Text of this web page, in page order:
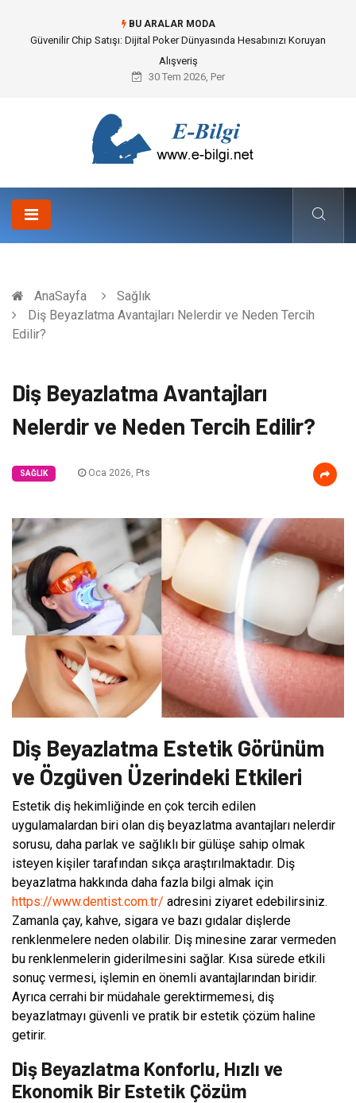
BU ARALAR MODA
Bahçe Çiti Kültürü ve Modern Peyzaj Mimarisindeki Hayati Rolü
30 Tem 2026, Per
AnaSayfa
Sağlık
Diş Beyazlatma Avantajları Nelerdir ve Neden Tercih
Edilir?
Diş Beyazlatma Avantajları
Nelerdir ve Neden Tercih Edilir?
SAĞLIK Oca 2026, Pts
Diş Beyazlatma Estetik Görünüm
ve Özgüven Üzerindeki Etkileri
Estetik diş hekimliğinde en çok tercih edilen
uygulamalardan biri olan diş beyazlatma avantajları nelerdir
sorusu, daha parlak ve sağlıklı bir gülüşe sahip olmak
isteyen kişiler tarafından sıkça araştırılmaktadır. Diş
beyazlatma hakkında daha fazla bilgi almak için
https://www.dentist.com.tr/ adresini ziyaret edebilirsiniz.
Zamanla çay, kahve, sigara ve bazı gıdalar dişlerde
renklenmelere neden olabilir. Diş minesine zarar vermeden
bu renklenmelerin giderilmesini sağlar. Kısa sürede etkili
sonuç vermesi, işlemin en önemli avantajlarından biridir.
Ayrıca cerrahi bir müdahale gerektirmemesi, diş
beyazlatmayı güvenli ve pratik bir estetik çözüm haline
getirir.
Diş Beyazlatma Konforlu, Hızlı ve
Ekonomik Bir Estetik Çözüm